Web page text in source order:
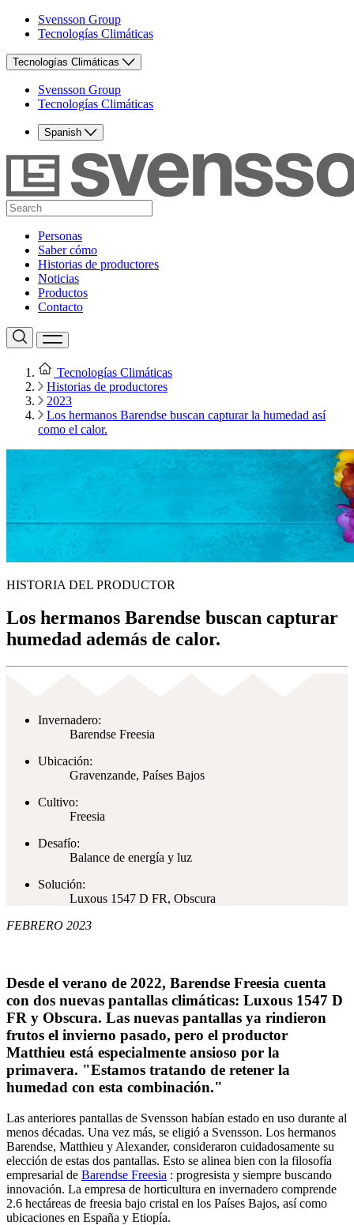
Svensson Group
Tecnologías Climáticas
Tecnologías Climáticas
Svensson Group
Tecnologías Climáticas
Spanish
Personas
Saber cómo
Historias de productores
Noticias
Productos
Contacto
Tecnologías Climáticas
Historias de productores
2023
Los hermanos Barendse buscan capturar la humedad así
como el calor.
HISTORIA DEL PRODUCTOR
Los hermanos Barendse buscan capturar
humedad además de calor.
Invernadero:
Barendse Freesia
Ubicación:
Gravenzande, Países Bajos
Cultivo:
Freesia
Desafío:
Balance de energía y luz
Solución:
Luxous 1547 D FR, Obscura
FEBRERO 2023
Desde el verano de 2022, Barendse Freesia cuenta
con dos nuevas pantallas climáticas: Luxous 1547 D
FR y Obscura. Las nuevas pantallas ya rindieron
frutos el invierno pasado, pero el productor
Matthieu está especialmente ansioso por la
primavera. "Estamos tratando de retener la
humedad con esta combinación."
Las anteriores pantallas de Svensson habían estado en uso durante al
menos décadas. Una vez más, se eligió a Svensson. Los hermanos
Barendse, Matthieu y Alexander, consideraron cuidadosamente su
elección de estas dos pantallas. Esto se alinea bien con la filosofía
empresarial de Barendse Freesia : progresista y siempre buscando
innovación. La empresa de horticultura en invernadero comprende
2.6 hectáreas de freesia bajo cristal en los Países Bajos, así como
ubicaciones en España y Etiopía.